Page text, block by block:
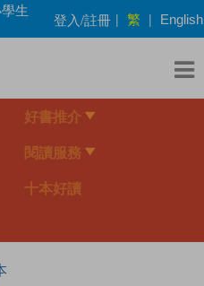
生
登入/註冊 | 繁 | English
好書推介
閱讀服務
十本好讀